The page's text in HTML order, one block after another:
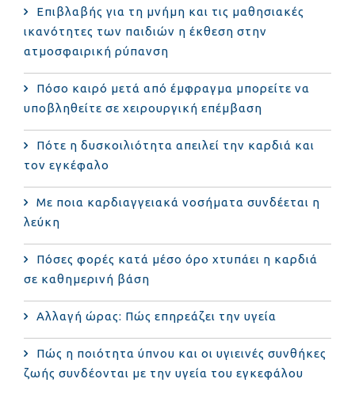
Επιβλαβής για τη μνήμη και τις μαθησιακές
ικανότητες των παιδιών η έκθεση στην
ατμοσφαιρική ρύπανση
Πόσο καιρό μετά από έμφραγμα μπορείτε να
υποβληθείτε σε χειρουργική επέμβαση
Πότε η δυσκοιλιότητα απειλεί την καρδιά και
τον εγκέφαλο
Με ποια καρδιαγγειακά νοσήματα συνδέεται η
λεύκη
Πόσες φορές κατά μέσο όρο χτυπάει η καρδιά
σε καθημερινή βάση
Αλλαγή ώρας: Πώς επηρεάζει την υγεία
Πώς η ποιότητα ύπνου και οι υγιεινές συνθήκες
ζωής συνδέονται με την υγεία του εγκεφάλου